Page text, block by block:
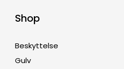
Shop
Beskyttelse
Gulv